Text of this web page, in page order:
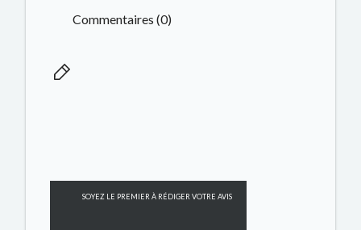
Commentaires (0)
SOYEZ LE PREMIER À RÉDIGER VOTRE AVIS